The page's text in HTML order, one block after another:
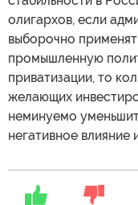
олигархов, если
выборочно
промышленную
приватизации, то
желающих
неминуемо
негативное